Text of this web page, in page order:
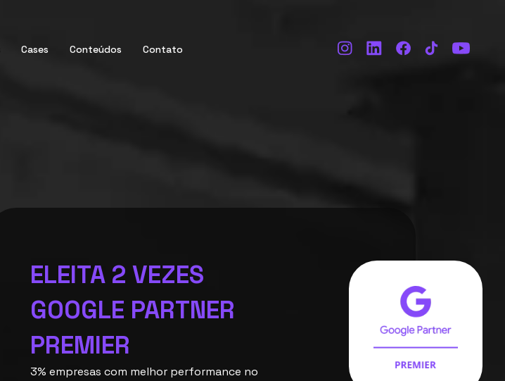
Cases Conteúdos Contato
ELEITA 2 VEZES
GOOGLE PARTNER
PREMIER
3% empresas com melhor performance no